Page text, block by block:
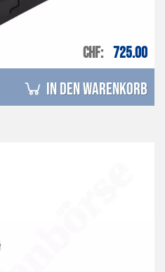
CHF 725.00
in den Warenkorb